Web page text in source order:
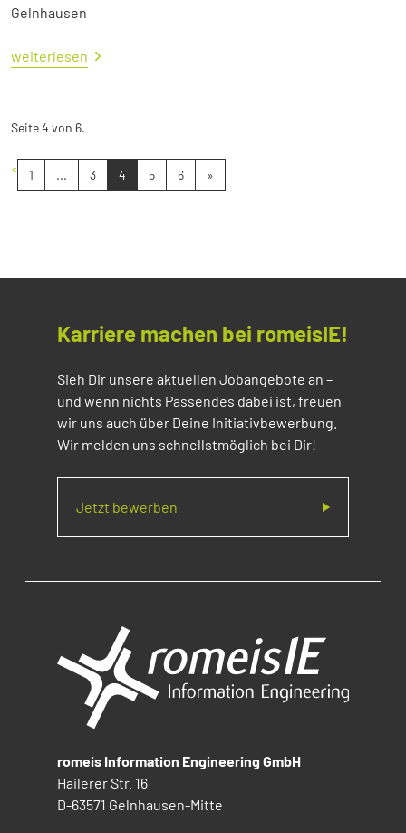
Gelnhausen
weiterlesen
Seite 4 von 6.
« 1 ... 3 4 5 6 »
Karriere machen bei romeisIE!
Sieh Dir unsere aktuellen Jobangebote an –
und wenn nichts Passendes dabei ist, freuen
wir uns auch über Deine Initiativbewerbung.
Wir melden uns schnellstmöglich bei Dir!
Jetzt bewerben
romeis Information Engineering GmbH
Hailerer Str. 16
D-63571 Gelnhausen-Mitte